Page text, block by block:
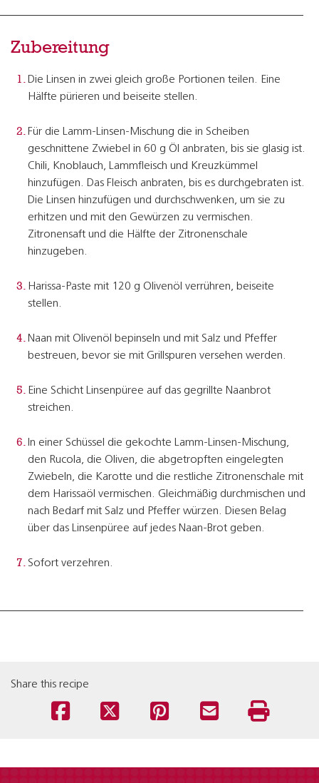
Zubereitung
Die Linsen in zwei gleich große Portionen teilen. Eine
Hälfte pürieren und beiseite stellen.
Für die Lamm-Linsen-Mischung die in Scheiben
geschnittene Zwiebel in 60 g Öl anbraten, bis sie glasig ist.
Chili, Knoblauch, Lammfleisch und Kreuzkümmel
hinzufügen. Das Fleisch anbraten, bis es durchgebraten ist.
Die Linsen hinzufügen und durchschwenken, um sie zu
erhitzen und mit den Gewürzen zu vermischen.
Zitronensaft und die Hälfte der Zitronenschale
hinzugeben.
Harissa-Paste mit 120 g Olivenöl verrühren, beiseite
stellen.
Naan mit Olivenöl bepinseln und mit Salz und Pfeffer
bestreuen, bevor sie mit Grillspuren versehen werden.
Eine Schicht Linsenpüree auf das gegrillte Naanbrot
streichen.
In einer Schüssel die gekochte Lamm-Linsen-Mischung,
den Rucola, die Oliven, die abgetropften eingelegten
Zwiebeln, die Karotte und die restliche Zitronenschale mit
dem Harissaöl vermischen. Gleichmäßig durchmischen und
nach Bedarf mit Salz und Pfeffer würzen. Diesen Belag
über das Linsenpüree auf jedes Naan-Brot geben.
Sofort verzehren.
Share this recipe